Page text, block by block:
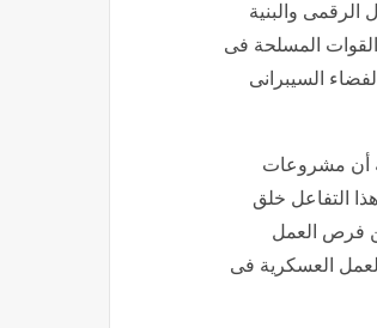
والبنية
القوات المسلحة فى
السيبرانى
أن مشروعات
التفاعل خلق
فرص العمل
العسكرية فى